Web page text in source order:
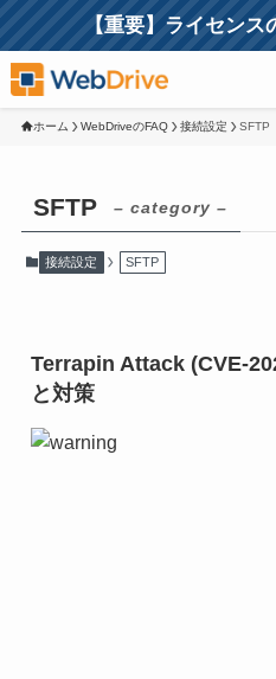
【重要】ライセン
ホーム WebDriveのFAQ 接続設定 SFTP
SFTP – category –
接続設定 SFTP
Terrapin Attack (CVE-
と対策